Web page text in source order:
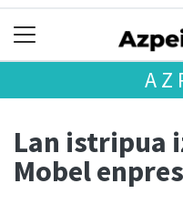
Lan istripua
Mobel